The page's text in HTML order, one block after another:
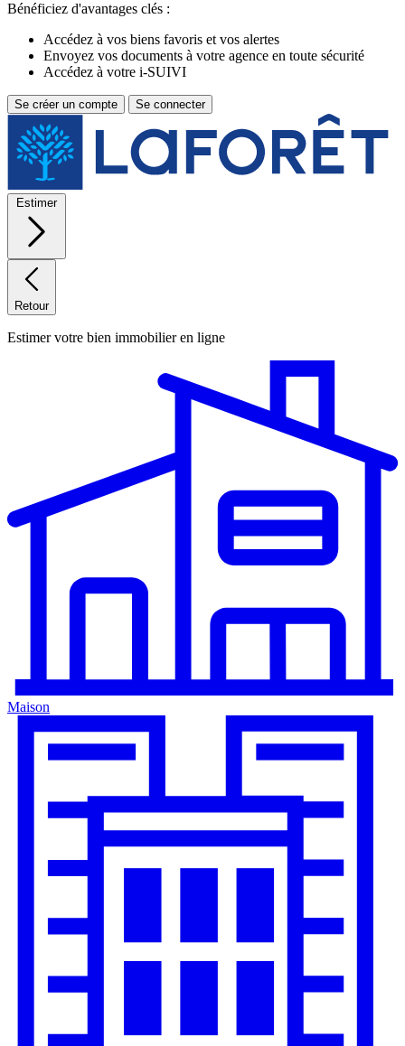
Bénéficiez d'avantages clés :
Accédez à vos biens favoris et vos alertes
Envoyez vos documents à votre agence en toute sécurité
Accédez à votre i-SUIVI
Se créer un compte Se connecter
Estimer
Retour
Estimer votre bien immobilier en ligne
Maison